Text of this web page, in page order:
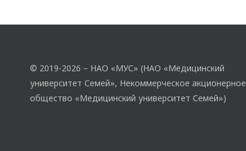
© 2019-2026 – НАО «МУС» (НАО «Медицинский
университет Семей», Некоммерческое акционерное
общество «Медицинский университет Семей»)